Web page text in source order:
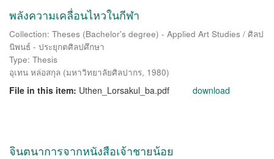
พลังความเคลื่อนไหวในกีฬา
Collection: Theses (Bachelor's degree) - Applied Art Studies / ศิลป
นิพนธ์ - ประยุกตศิลปศึกษา
Type: Thesis
อุเทน หล่อสกุล (มหาวิทยาลัยศิลปากร, 1980)
File in this item: Uthen_Lorsakul_ba.pdf download
จินตนาการจากหนังสือเจ้าชายน้อย